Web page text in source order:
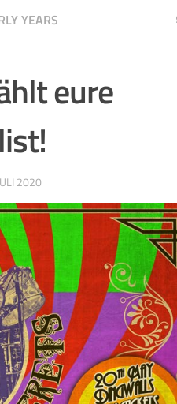
YEARS
eure
2020